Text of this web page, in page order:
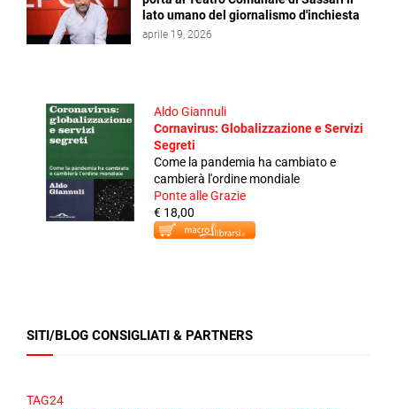
lato umano del giornalismo d'inchiesta
aprile 19, 2026
Aldo Giannuli
Cornavirus: Globalizzazione e Servizi
Segreti
Come la pandemia ha cambiato e
cambierà l'ordine mondiale
Ponte alle Grazie
€ 18,00
SITI/BLOG CONSIGLIATI & PARTNERS
TAG24